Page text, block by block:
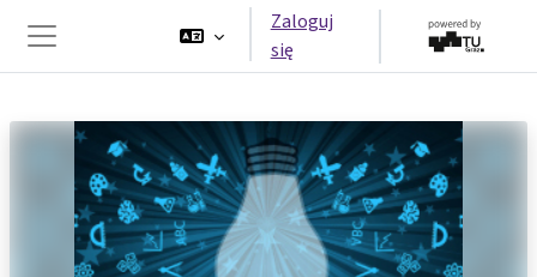
Przejdź do głównej zawartości
Panel boczny
Zaloguj
się